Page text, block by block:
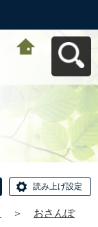
読み上げ設定
＞
おさんぽ